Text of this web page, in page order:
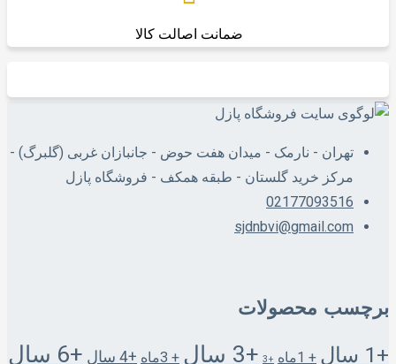
ضمانت اصالت کالا
تهران - نارمک - میدان هفت حوض - جانبازان غربی (گلبرگ) -
مرکز خرید گلستان - طبقه همکف - فروشگاه پازل
02177093516
sjdnbvi@gmail.com
برچسب محصولات
+1 سال + 1ماه +3 +3 سال + 3ماه +4 سال +6 سال